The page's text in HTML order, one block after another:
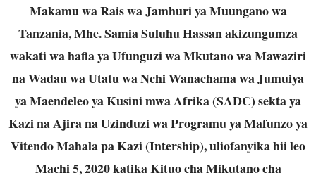
Makamu wa Rais wa Jamhuri ya Muungano wa
Tanzania, Mhe. Samia Suluhu Hassan akizungumza
wakati wa hafla ya Ufunguzi wa Mkutano wa Mawaziri
na Wadau wa Utatu wa Nchi Wanachama wa Jumuiya
ya Maendeleo ya Kusini mwa Afrika (SADC) sekta ya
Kazi na Ajira na Uzinduzi wa Programu ya Mafunzo ya
Vitendo Mahala pa Kazi (Intership), uliofanyika hii leo
Machi 5, 2020 katika Kituo cha Mikutano cha